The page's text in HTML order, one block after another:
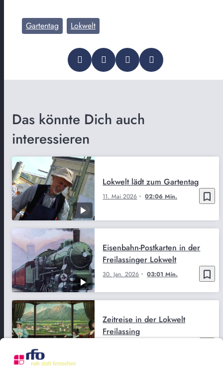
Gartentag Lokwelt
Das könnte Dich auch
interessieren
bookmark_border
11. Mai 2026 02:06 Min.
Lokwelt lädt zum Gartentag
bookmark_border
30. Jan. 2026 03:01 Min.
Eisenbahn-Postkarten in der
Freilassinger Lokwelt
Zeitreise in der Lokwelt
Freilassing